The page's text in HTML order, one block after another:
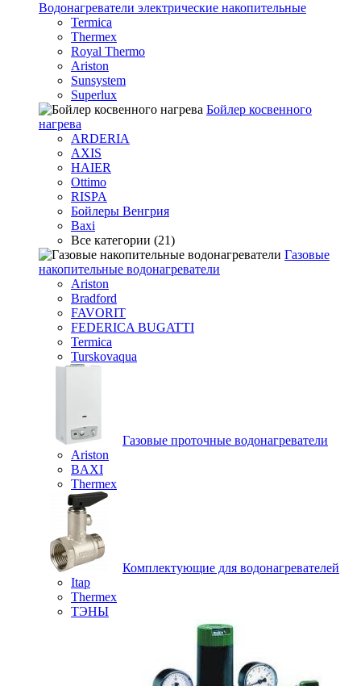
Водонагреватели электрические накопительные
Termica
Thermex
Royal Thermo
Ariston
Sunsystem
Superlux
Бойлер косвенного
нагрева
ARDERIA
AXIS
HAIER
Ottimo
RISPA
Бойлеры Венгрия
Baxi
Все категории (21)
Газовые
накопительные водонагреватели
Ariston
Bradford
FAVORIT
FEDERICA BUGATTI
Termica
Turskovaqua
Газовые проточные водонагреватели
Ariston
BAXI
Thermex
Комплектующие для водонагревателей
Itap
Thermex
ТЭНЫ